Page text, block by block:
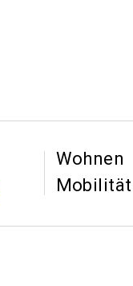
Wohnen
Mobilität